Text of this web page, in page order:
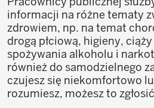
informacji na różne tematy
zdrowiem, np. na temat
drogą płciową, higieny,
spożywania alkoholu i
również do samodzielnego
czujesz się niekomfortowo
rozumiesz, możesz to